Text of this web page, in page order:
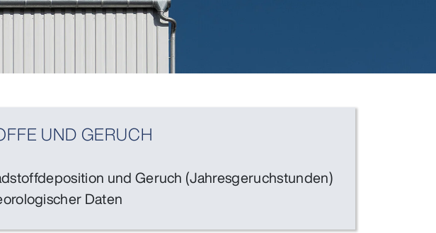
UND GERUCH
und Geruch (Jahresgeruchstunden)
Daten